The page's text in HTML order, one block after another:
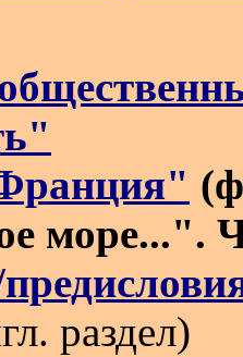
море...".
раздел)